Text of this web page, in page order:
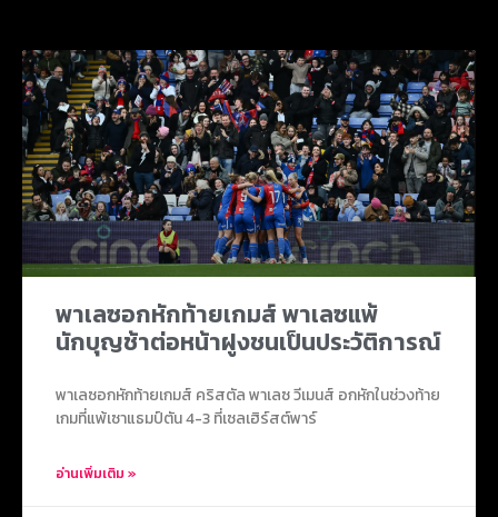
พาเลซอกหักท้ายเกมส์ พาเลซแพ้
นักบุญช้าต่อหน้าฝูงชนเป็นประวัติการณ์
พาเลซอกหักท้ายเกมส์ คริสตัล พาเลซ วีเมนส์ อกหักในช่วงท้าย
เกมที่แพ้เซาแธมป์ตัน 4-3 ที่เซลเฮิร์สต์พาร์
อ่านเพิ่มเติม »